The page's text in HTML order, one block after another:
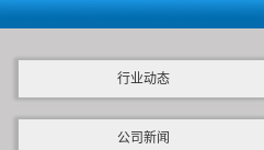
行业动态
公司新闻